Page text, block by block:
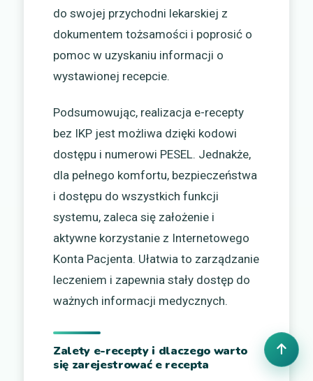
do swojej przychodni lekarskiej z
dokumentem tożsamości i poprosić o
pomoc w uzyskaniu informacji o
wystawionej recepcie.
Podsumowując, realizacja e-recepty
bez IKP jest możliwa dzięki kodowi
dostępu i numerowi PESEL. Jednakże,
dla pełnego komfortu, bezpieczeństwa
i dostępu do wszystkich funkcji
systemu, zaleca się założenie i
aktywne korzystanie z Internetowego
Konta Pacjenta. Ułatwia to zarządzanie
leczeniem i zapewnia stały dostęp do
ważnych informacji medycznych.
Zalety e-recepty i dlaczego warto
się zarejestrować e recepta